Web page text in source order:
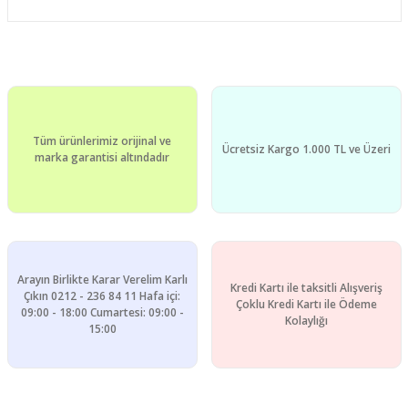
Görüş ve önerileriniz için teşekkür ederiz.
Ürün resmi kalitesiz, bozuk veya görüntülenemiyor.
Tüm ürünlerimiz orijinal ve
marka garantisi altındadır
Ücretsiz Kargo 1.000 TL ve Üzeri
Arayın Birlikte Karar Verelim Karlı
Çıkın 0212 - 236 84 11 Hafa içi:
09:00 - 18:00 Cumartesi: 09:00 -
15:00
Kredi Kartı ile taksitli Alışveriş
Çoklu Kredi Kartı ile Ödeme
Kolaylığı